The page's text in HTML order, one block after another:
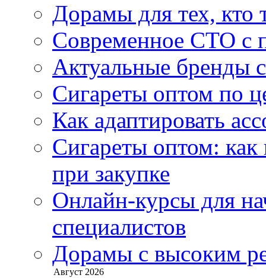
Дорамы для тех, кто
Современное СТО с
Актуальные бренды
Сигареты оптом по
Как адаптировать
Сигареты оптом:
при закупке
Онлайн-курсы для
специалистов
Дорамы с высоким
Август 2026